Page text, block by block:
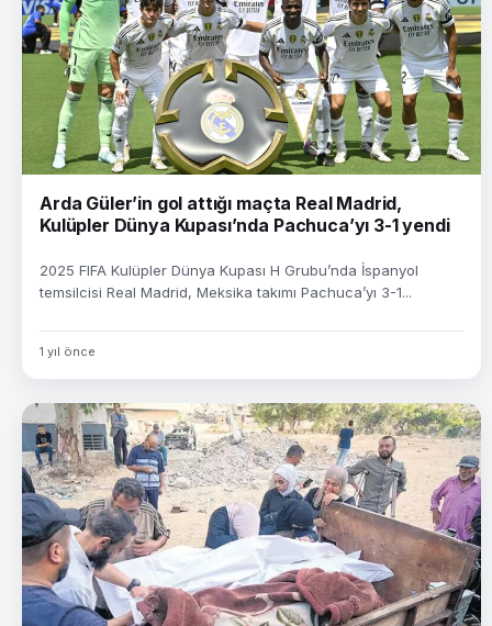
Arda Güler’in gol attığı maçta Real Madrid,
Kulüpler Dünya Kupası’nda Pachuca’yı 3-1 yendi
2025 FIFA Kulüpler Dünya Kupası H Grubu’nda İspanyol
temsilcisi Real Madrid, Meksika takımı Pachuca’yı 3-1...
1 yıl önce